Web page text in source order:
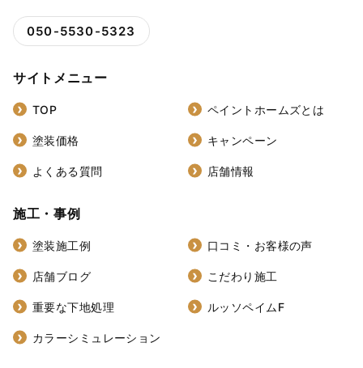
050-5530-5323
サイトメニュー
TOP ペイントホームズとは
塗装価格 キャンペーン
よくある質問 店舗情報
施工・事例
塗装施工例 口コミ・お客様の声
店舗ブログ こだわり施工
重要な下地処理 ルッソペイムF
カラーシミュレーション